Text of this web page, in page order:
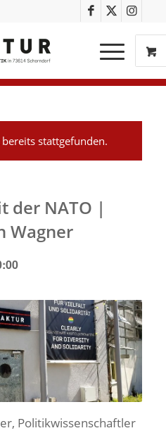
stattgefunden.
der NATO |
Wagner
Politikwissenschaftler